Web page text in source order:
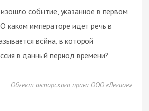
событие, указанное в первом
каком императоре идет речь в
война, в которой
в данный период времени?
Объект авторского права ООО «Легион»